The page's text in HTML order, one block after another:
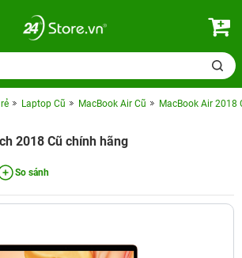
Laptop Cũ MacBook Air Cũ MacBook Air 2018
2018 Cũ chính hãng
So sánh